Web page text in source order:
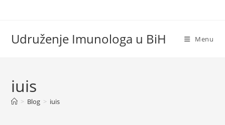
Udruženje Imunologa u BiH Menu
iuis
> Blog > iuis